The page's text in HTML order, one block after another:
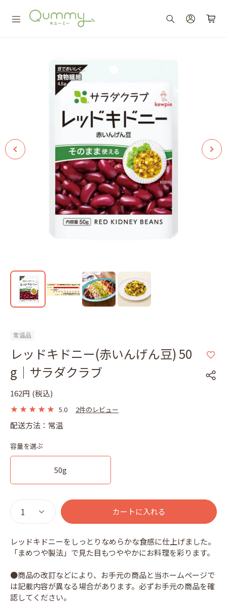
常温品
レッドキドニー(赤いんげん豆) 50
g｜サラダクラブ
162円 (税込)
5.0 2件のレビュー
配送方法：常温
容量を選ぶ
50g
カートに入れる
レッドキドニーをしっとりなめらかな食感に仕上げました。
「まめつや製法」で見た目もつややかにお料理を彩ります。
●商品の改訂などにより、お手元の商品と当ホームページで
は記載内容が異なる場合があります。必ずお手元の商品を確
認してください。